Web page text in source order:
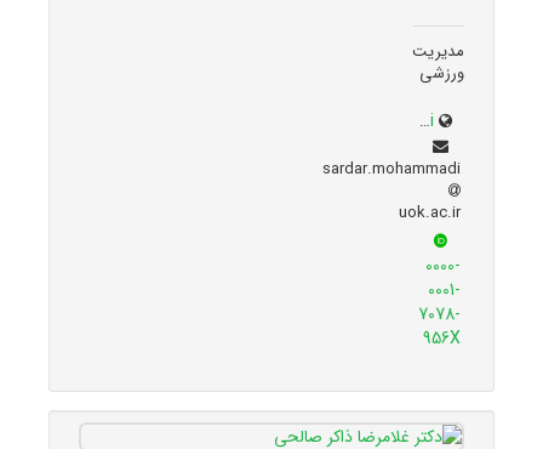
مدیریت
ورزشی
uok.ac.ir/~sardar.mohammadi
sardar.mohammadi
uok.ac.ir
0000-
0001-
7078-
956X